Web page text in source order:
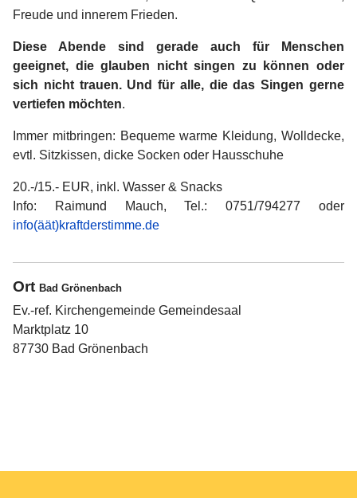
Freude und innerem Frieden.
Diese Abende sind gerade auch für Menschen
geeignet, die glauben nicht singen zu können oder
sich nicht trauen. Und für alle, die das Singen gerne
vertiefen möchten.
Immer mitbringen: Bequeme warme Kleidung, Wolldecke,
evtl. Sitzkissen, dicke Socken oder Hausschuhe
20.-/15.- EUR, inkl. Wasser & Snacks
Info: Raimund Mauch, Tel.: 0751/794277 oder
info(äät)kraftderstimme.de
Ort Bad Grönenbach
Ev.-ref. Kirchengemeinde Gemeindesaal
Marktplatz 10
87730 Bad Grönenbach